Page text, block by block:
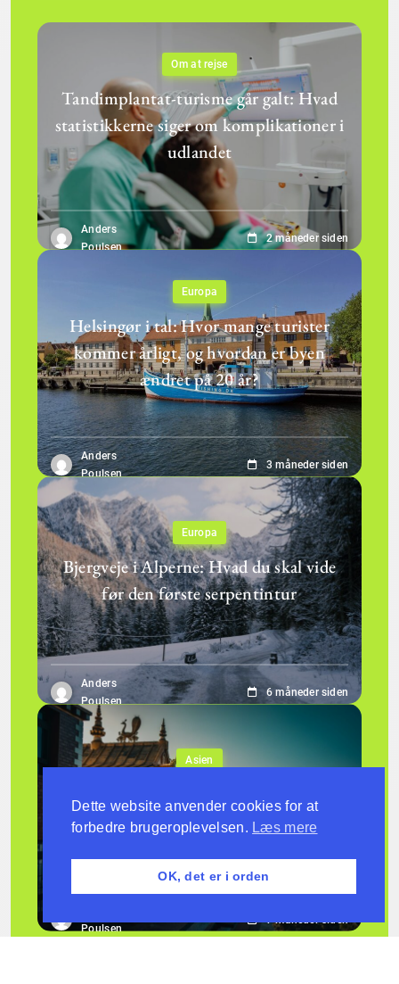
Om at rejse
Tandimplantat-turisme går galt: Hvad
statistikkerne siger om komplikationer i
udlandet
Anders
Poulsen
2 måneder siden
Europa
Helsingør i tal: Hvor mange turister
kommer årligt, og hvordan er byen
ændret på 20 år?
Anders
Poulsen
3 måneder siden
Europa
Bjergveje i Alperne: Hvad du skal vide
før den første serpentintur
Anders
Poulsen
6 måneder siden
Asien
valfart forandrer rejsende for altid
Poulsen
7 måneder siden
Dette website anvender cookies for at
forbedre brugeroplevelsen. Læs mere
OK, det er i orden